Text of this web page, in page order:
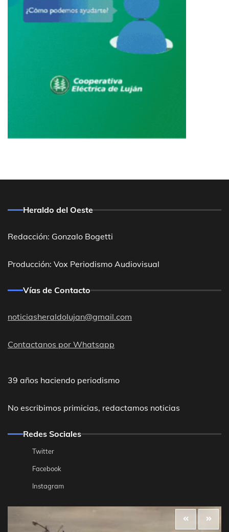
Heraldo del Oeste
Redacción: Gonzalo Bogetti
Producción: Vox Periodismo Audiovisual
Vías de Contacto
noticiasheraldolujan@gmail.com
Contactanos por Whatsapp
39 años haciendo periodismo
No escribimos primicias, redactamos noticias
Redes Sociales
Twitter
Facebook
Instagram